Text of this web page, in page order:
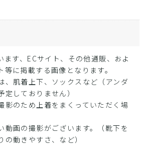
ます、ECサイト、その他通販、およ
等に掲載する画像となります。
、肌着上下、ソックスなど（アンダ
しておりません）
影のため上着をまくっていただく場
動画の撮影がございます。（靴下を
の動きやすさ、など）